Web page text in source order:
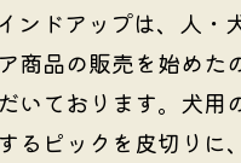
ンドアップは、人・
商品の販売を始め
いております。犬
るピックを皮切り